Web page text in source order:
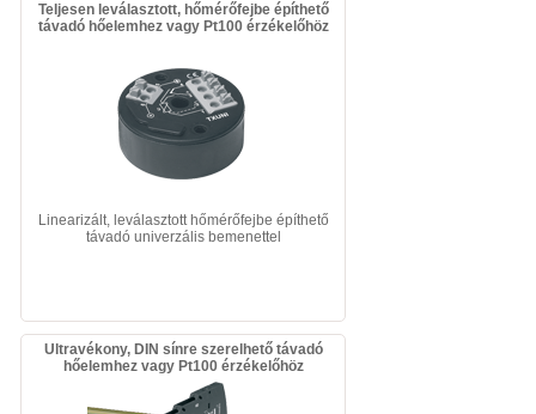
Teljesen leválasztott, hőmérőfejbe építhető
távadó hőelemhez vagy Pt100 érzékelőhöz
Linearizált, leválasztott hőmérőfejbe építhető
távadó univerzális bemenettel
Ultravékony, DIN sínre szerelhető távadó
hőelemhez vagy Pt100 érzékelőhöz